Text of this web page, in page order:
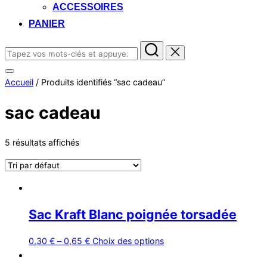
ACCESSOIRES
PANIER
Rechercher :
Permuter
la
et
la
Accueil / Produits identifiés “sac cadeau”
sac cadeau
5 résultats affichés
Sac Kraft Blanc poignée torsadée
0,30 € –0,65 € Choix des optionsCe